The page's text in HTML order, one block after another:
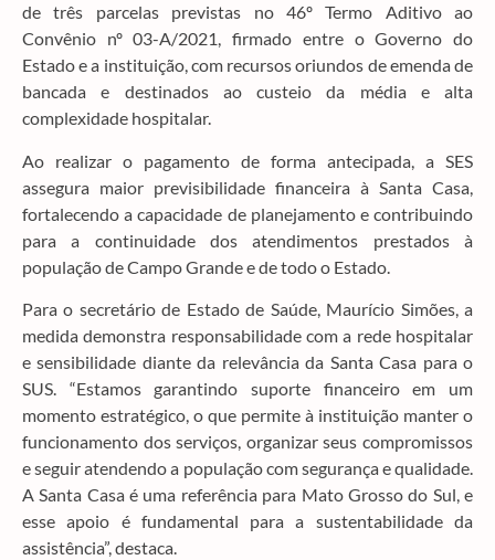
de três parcelas previstas no 46º Termo Aditivo ao
Convênio nº 03-A/2021, firmado entre o Governo do
Estado e a instituição, com recursos oriundos de emenda de
bancada e destinados ao custeio da média e alta
complexidade hospitalar.
Ao realizar o pagamento de forma antecipada, a SES
assegura maior previsibilidade financeira à Santa Casa,
fortalecendo a capacidade de planejamento e contribuindo
para a continuidade dos atendimentos prestados à
população de Campo Grande e de todo o Estado.
Para o secretário de Estado de Saúde, Maurício Simões, a
medida demonstra responsabilidade com a rede hospitalar
e sensibilidade diante da relevância da Santa Casa para o
SUS. “Estamos garantindo suporte financeiro em um
momento estratégico, o que permite à instituição manter o
funcionamento dos serviços, organizar seus compromissos
e seguir atendendo a população com segurança e qualidade.
A Santa Casa é uma referência para Mato Grosso do Sul, e
esse apoio é fundamental para a sustentabilidade da
assistência”, destaca.